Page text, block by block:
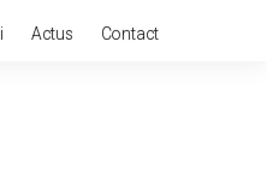
Actus Contact